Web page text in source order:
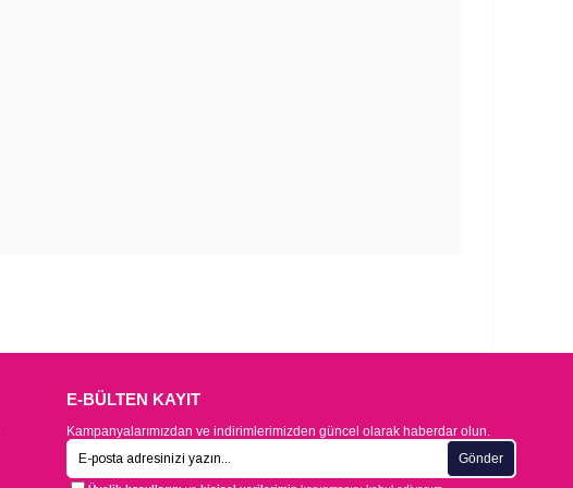
E-BÜLTEN KAYIT
Kampanyalarımızdan ve indirimlerimizden güncel olarak haberdar olun.
Gönder